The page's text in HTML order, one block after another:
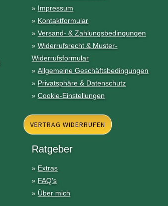
» Impressum
» Kontaktformular
»Versand- & Zahlungsbedingungen
»Widerrufsrecht & Muster-
Widerrufsformular
»Allgemeine Geschäftsbedingungen
» Privatsphäre & Datenschutz
»Cookie-Einstellungen
VERTRAG WIDERRUFEN
Ratgeber
» Extras
» FAQ's
» Über mich